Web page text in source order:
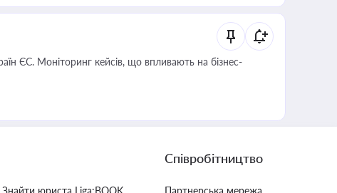
ЄС. Моніторинг кейсів, що впливають на бізнес-
Знайти юриста Liga:BOOK
Співробітництво
Партнерська мережа